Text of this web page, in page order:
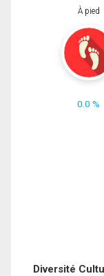
À pied
0.0 %
Diversité